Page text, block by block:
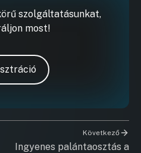
szolgáltatásunkat,
most!
Következő
Ingyenes palántaosztás a